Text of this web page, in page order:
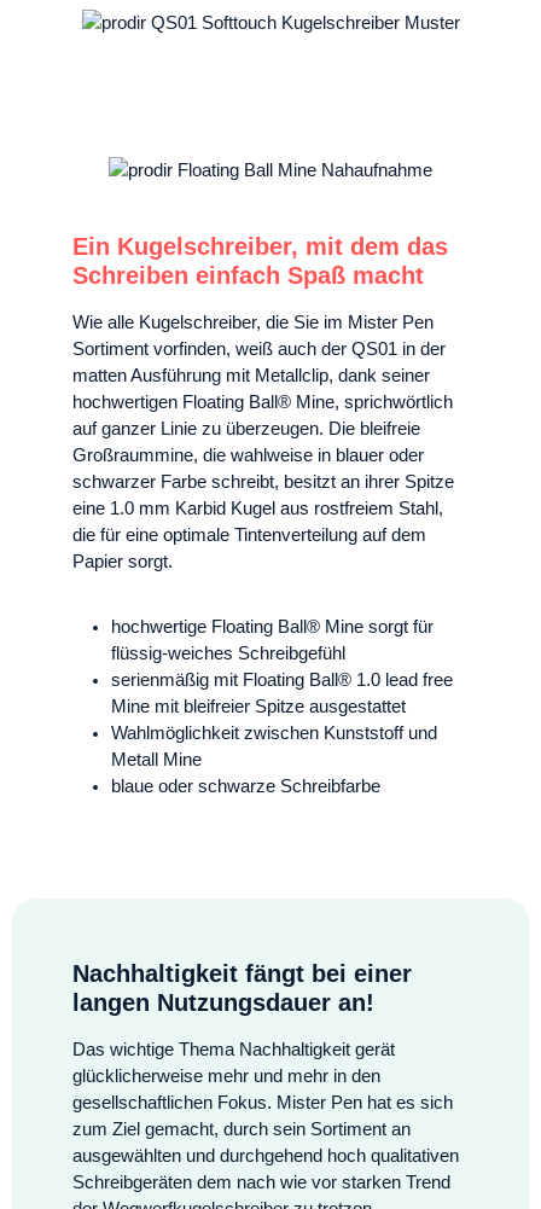
Ein Kugelschreiber, mit dem das
Schreiben einfach Spaß macht
Wie alle Kugelschreiber, die Sie im Mister Pen
Sortiment vorfinden, weiß auch der QS01 in der
matten Ausführung mit Metallclip, dank seiner
hochwertigen Floating Ball® Mine, sprichwörtlich
auf ganzer Linie zu überzeugen. Die bleifreie
Großraummine, die wahlweise in blauer oder
schwarzer Farbe schreibt, besitzt an ihrer Spitze
eine 1.0 mm Karbid Kugel aus rostfreiem Stahl,
die für eine optimale Tintenverteilung auf dem
Papier sorgt.
hochwertige Floating Ball® Mine sorgt für
flüssig-weiches Schreibgefühl
serienmäßig mit Floating Ball® 1.0 lead free
Mine mit bleifreier Spitze ausgestattet
Wahlmöglichkeit zwischen Kunststoff und
Metall Mine
blaue oder schwarze Schreibfarbe
Nachhaltigkeit fängt bei einer
langen Nutzungsdauer an!
Das wichtige Thema Nachhaltigkeit gerät
glücklicherweise mehr und mehr in den
gesellschaftlichen Fokus. Mister Pen hat es sich
zum Ziel gemacht, durch sein Sortiment an
ausgewählten und durchgehend hoch qualitativen
Schreibgeräten dem nach wie vor starken Trend